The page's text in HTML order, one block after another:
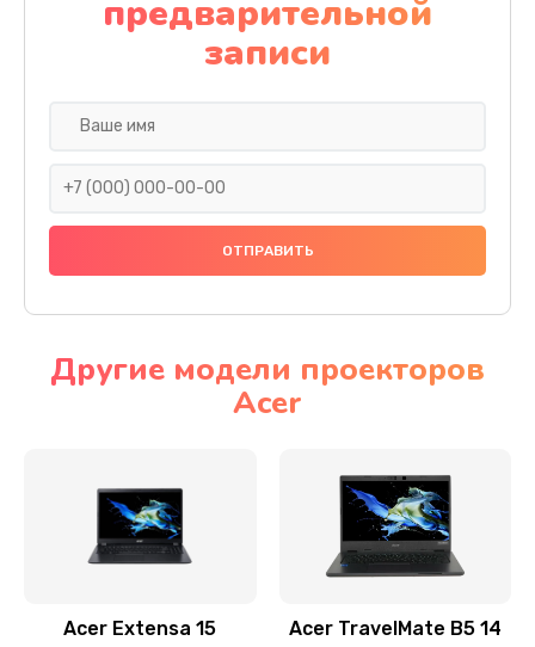
1060 руб.
Заказать
Ремонт подсветки
Настройка BIOS
Замена видеочипа
Заказать
предварительной
записи
Другие модели проекторов
Acer
Acer Extensa 15 Acer TravelMate B5 14